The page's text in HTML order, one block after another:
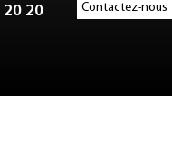
Contactez-nous
20 20